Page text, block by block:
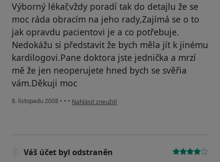
Výborný lékař,vždy poradí tak do detajlu že se
moc ráda obracím na jeho rady,Zajímá se o to
jak opravdu pacientovi je a co potřebuje.
Nedokážu si představit že bych měla jít k jinému
kardilogovi.Pane doktora jste jednička a mrzí
mě že jen neoperujete hned bych se svěřia
vám.Děkuji moc
8. listopadu 2008 • • • podle názoru uživatele T.K.
Nahlásit zneužití
Váš účet byl odstraněn